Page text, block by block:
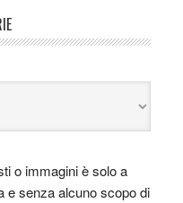
o immagini è solo a
e senza alcuno scopo di